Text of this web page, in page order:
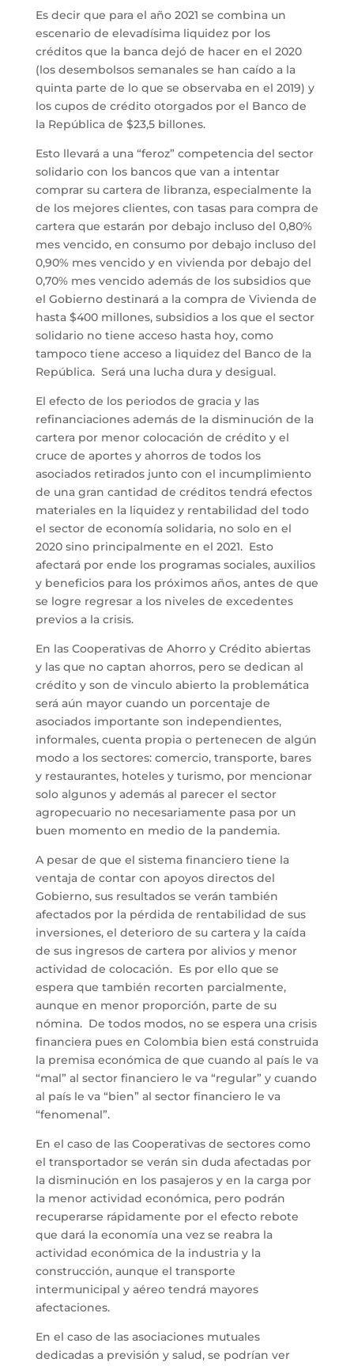
Es decir que para el año 2021 se combina un
escenario de elevadísima liquidez por los
créditos que la banca dejó de hacer en el 2020
(los desembolsos semanales se han caído a la
quinta parte de lo que se observaba en el 2019) y
los cupos de crédito otorgados por el Banco de
la República de $23,5 billones.
Esto llevará a una “feroz” competencia del sector
solidario con los bancos que van a intentar
comprar su cartera de libranza, especialmente la
de los mejores clientes, con tasas para compra de
cartera que estarán por debajo incluso del 0,80%
mes vencido, en consumo por debajo incluso del
0,90% mes vencido y en vivienda por debajo del
0,70% mes vencido además de los subsidios que
el Gobierno destinará a la compra de Vivienda de
hasta $400 millones, subsidios a los que el sector
solidario no tiene acceso hasta hoy, como
tampoco tiene acceso a liquidez del Banco de la
República. Será una lucha dura y desigual.
El efecto de los periodos de gracia y las
refinanciaciones además de la disminución de la
cartera por menor colocación de crédito y el
cruce de aportes y ahorros de todos los
asociados retirados junto con el incumplimiento
de una gran cantidad de créditos tendrá efectos
materiales en la liquidez y rentabilidad del todo
el sector de economía solidaria, no solo en el
2020 sino principalmente en el 2021. Esto
afectará por ende los programas sociales, auxilios
y beneficios para los próximos años, antes de que
se logre regresar a los niveles de excedentes
previos a la crisis.
En las Cooperativas de Ahorro y Crédito abiertas
y las que no captan ahorros, pero se dedican al
crédito y son de vinculo abierto la problemática
será aún mayor cuando un porcentaje de
asociados importante son independientes,
informales, cuenta propia o pertenecen de algún
modo a los sectores: comercio, transporte, bares
y restaurantes, hoteles y turismo, por mencionar
solo algunos y además al parecer el sector
agropecuario no necesariamente pasa por un
buen momento en medio de la pandemia.
A pesar de que el sistema financiero tiene la
ventaja de contar con apoyos directos del
Gobierno, sus resultados se verán también
afectados por la pérdida de rentabilidad de sus
inversiones, el deterioro de su cartera y la caída
de sus ingresos de cartera por alivios y menor
actividad de colocación. Es por ello que se
espera que también recorten parcialmente,
aunque en menor proporción, parte de su
nómina. De todos modos, no se espera una crisis
financiera pues en Colombia bien está construida
la premisa económica de que cuando al país le va
“mal” al sector financiero le va “regular” y cuando
al país le va “bien” al sector financiero le va
“fenomenal”.
En el caso de las Cooperativas de sectores como
el transportador se verán sin duda afectadas por
la disminución en los pasajeros y en la carga por
la menor actividad económica, pero podrán
recuperarse rápidamente por el efecto rebote
que dará la economía una vez se reabra la
actividad económica de la industria y la
construcción, aunque el transporte
intermunicipal y aéreo tendrá mayores
afectaciones.
En el caso de las asociaciones mutuales
dedicadas a previsión y salud, se podrían ver